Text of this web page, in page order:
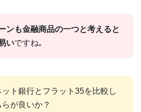
ンも金融商品の一つと考えると
いですね｡
ット銀行とフラット35を比較し
が良いか？